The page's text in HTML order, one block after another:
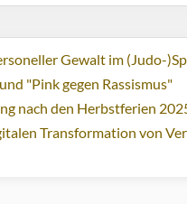
Gewalt im (Judo-
"Pink gegen Rassismus"
nach den Herbstferien
Transformation von